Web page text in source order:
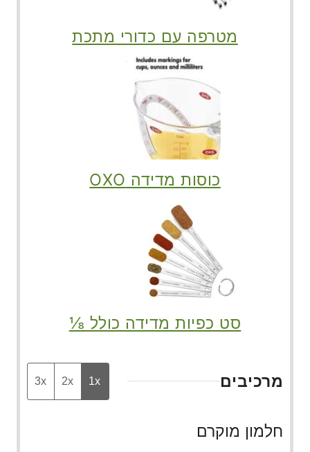
מטרפה עם כדורי מתכת
כוסות מדידה OXO
סט כפיות מדידה כולל ⅛
מרכיבים 1x
2x
3x
חלמון מוקרם